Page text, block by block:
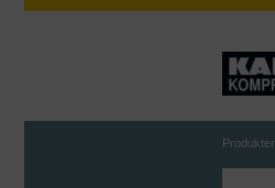
Produkter